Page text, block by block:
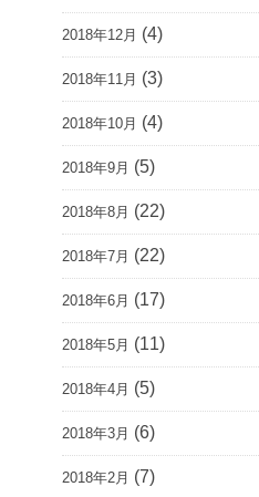
2018年12月 (4)
2018年11月 (3)
2018年10月 (4)
2018年9月 (5)
2018年8月 (22)
2018年7月 (22)
2018年6月 (17)
2018年5月 (11)
2018年4月 (5)
2018年3月 (6)
2018年2月 (7)